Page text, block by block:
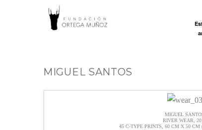
MUÑOZ
MIGUEL SANTOS
MIGUEL
RIVER WEAR,
45 C-TYPE PRINTS, 60 CM X 50 CM